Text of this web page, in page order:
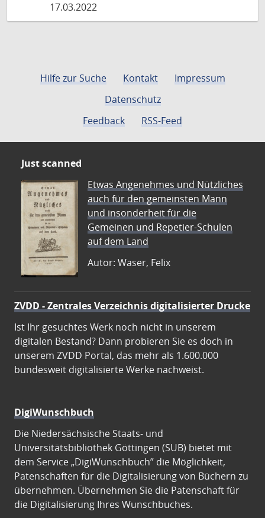
17.03.2022
Hilfe zur Suche Kontakt
Impressum
Datenschutz
Feedback
RSS-Feed
Just scanned
Etwas Angenehmes und Nützliches
auch für den gemeinsten Mann
und insonderheit für die
Gemeinen und Repetier-Schulen
auf dem Land
Autor: Waser, Felix
ZVDD - Zentrales Verzeichnis digitalisierter Drucke
Ist Ihr gesuchtes Werk noch nicht in unserem
digitalen Bestand? Dann probieren Sie es doch in
unserem ZVDD Portal, das mehr als 1.600.000
bundesweit digitalisierte Werke nachweist.
DigiWunschbuch
Die Niedersächsische Staats- und
Universitätsbibliothek Göttingen (SUB) bietet mit
dem Service „DigiWunschbuch” die Möglichkeit,
Patenschaften für die Digitalisierung von Büchern zu
übernehmen. Übernehmen Sie die Patenschaft für
die Digitalisierung Ihres Wunschbuches.